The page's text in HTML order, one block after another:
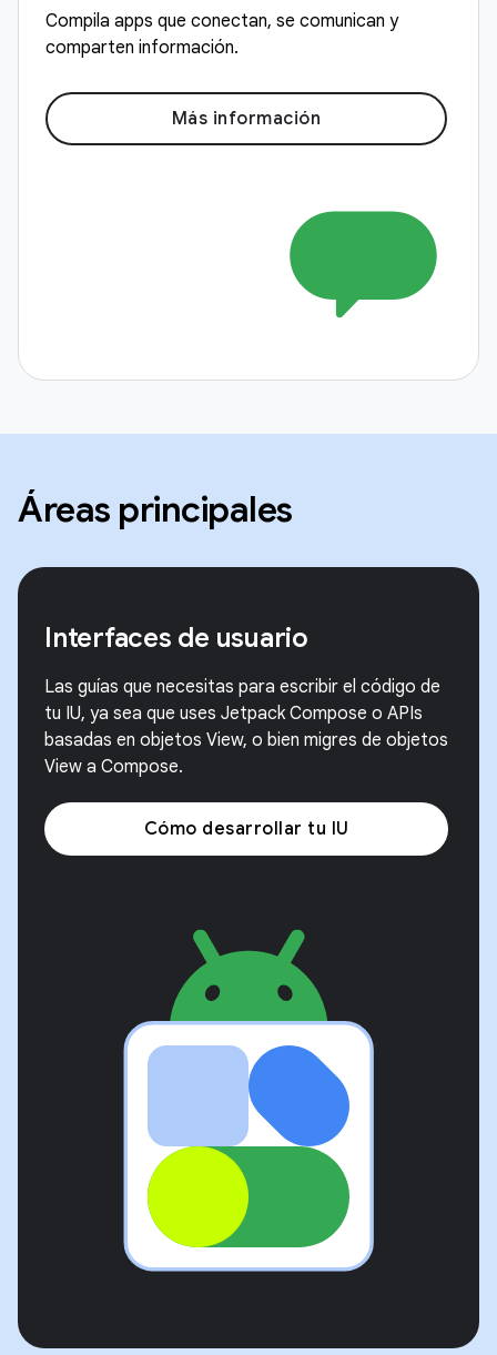
Compila apps que conectan, se comunican y
comparten información.
Más información
Áreas principales
Interfaces de usuario
Las guías que necesitas para escribir el código de
tu IU, ya sea que uses Jetpack Compose o APIs
basadas en objetos View, o bien migres de objetos
View a Compose.
Cómo desarrollar tu IU